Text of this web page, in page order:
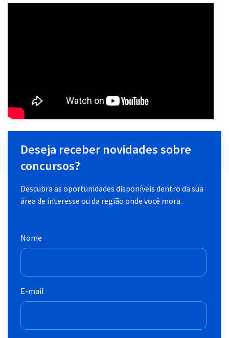
Deseja receber novidades sobre
concursos?
Descubra as oportunidades disponíveis dentro da sua
área de interesse ou da região onde você mora.
Nome
E-mail